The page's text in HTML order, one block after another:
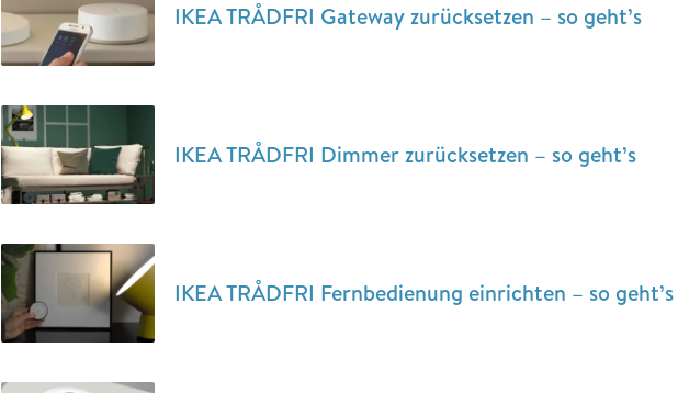
IKEA TRÅDFRI Gateway zurücksetzen – so geht’s
IKEA TRÅDFRI Dimmer zurücksetzen – so geht’s
IKEA TRÅDFRI Fernbedienung einrichten – so geht’s